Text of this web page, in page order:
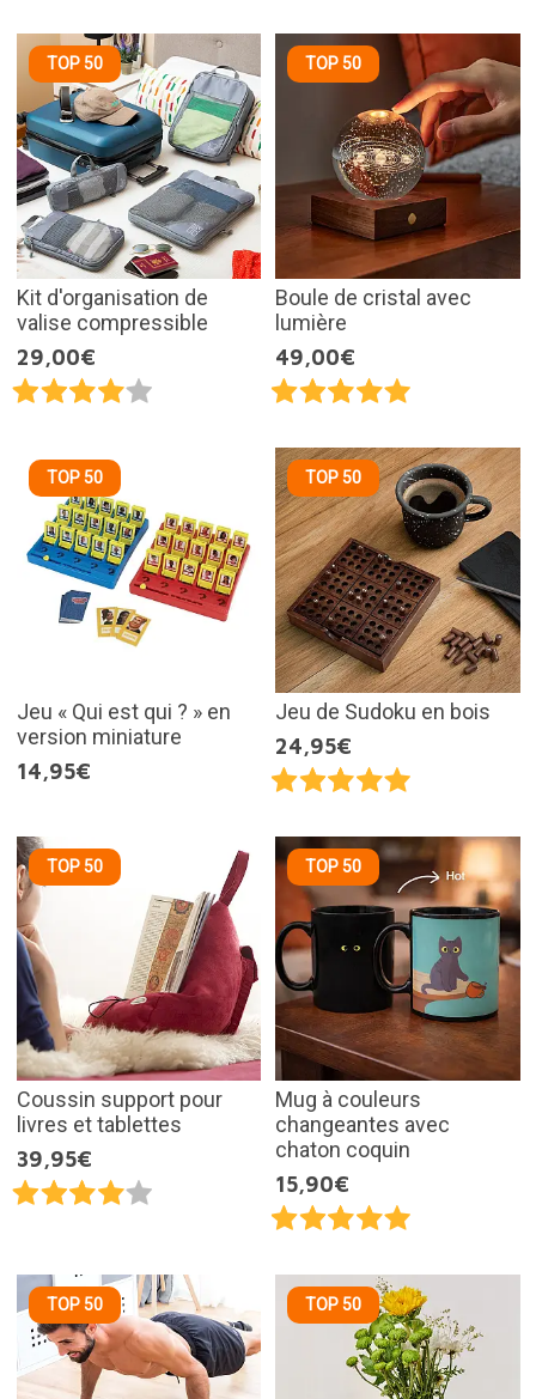
TOP 50
Kit d'organisation de
valise compressible
29,00€
TOP 50
Boule de cristal avec
lumière
49,00€
TOP 50
Jeu « Qui est qui ? » en
version miniature
14,95€
TOP 50
Jeu de Sudoku en bois
24,95€
TOP 50
Coussin support pour
livres et tablettes
39,95€
TOP 50
Mug à couleurs
changeantes avec
chaton coquin
15,90€
TOP 50 TOP 50